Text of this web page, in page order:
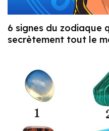
6 signes du zodiaque
secrètement tout le